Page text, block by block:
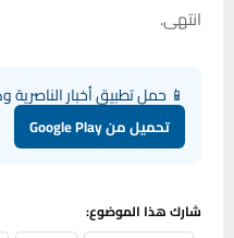
انتهى.
📱 حمل تطبيق أخبار
تحميل من Google Play
شارك هذا الموضوع: